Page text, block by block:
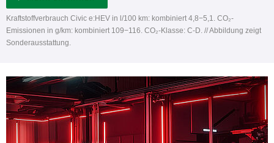
Kraftstoffverbrauch Civic e:HEV in l/100 km: kombiniert 4,8−5,1. CO₂-
Emissionen in g/km: kombiniert 109−116. CO₂-Klasse: C-D. // Abbildung zeigt
Sonderausstattung.